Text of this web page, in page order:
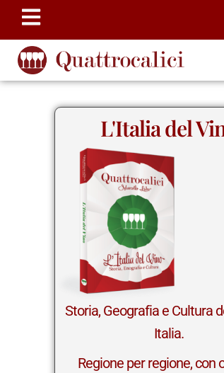
L'Italia del
Storia, Geografia e Cultura
Italia.
Regione per regione, con